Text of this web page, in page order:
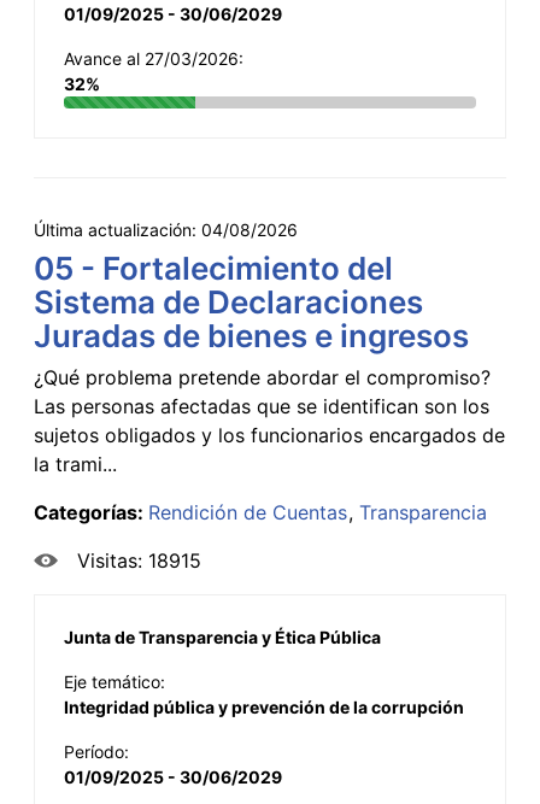
01/09/2025 - 30/06/2029
Avance al 27/03/2026:
32%
Última actualización: 04/08/2026
05 - Fortalecimiento del
Sistema de Declaraciones
Juradas de bienes e ingresos
¿Qué problema pretende abordar el compromiso?
Las personas afectadas que se identifican son los
sujetos obligados y los funcionarios encargados de
la trami...
Categorías: Rendición de Cuentas Transparencia
Visitas: 18915
Junta de Transparencia y Ética Pública
Eje temático:
Integridad pública y prevención de la corrupción
Período:
01/09/2025 - 30/06/2029